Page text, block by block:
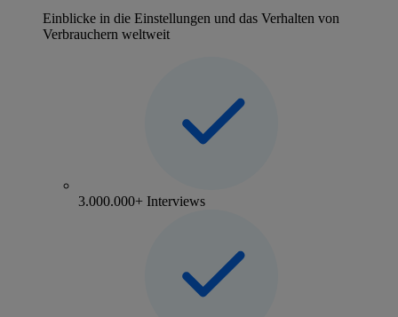
Einblicke in die Einstellungen und das Verhalten von
Verbrauchern weltweit
3.000.000+ Interviews